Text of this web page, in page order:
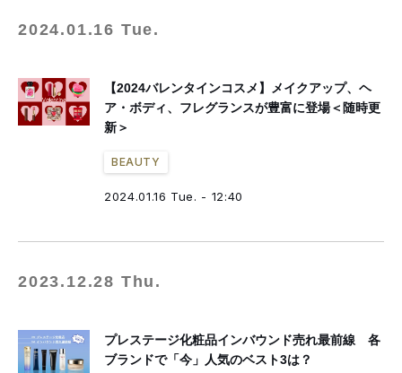
2024.01.16 Tue.
【2024バレンタインコスメ】メイクアップ、ヘ
ア・ボディ、フレグランスが豊富に登場＜随時更
新＞
BEAUTY
2024.01.16 Tue. - 12:40
2023.12.28 Thu.
プレステージ化粧品インバウンド売れ最前線 各
ブランドで「今」人気のベスト3は？